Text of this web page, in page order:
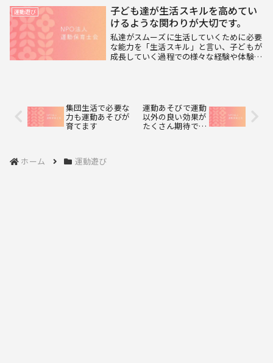
一本調子で抑揚がなく、早口で読んでしま
うと子どもに...
運動遊び
子ども達が生活スキルを高めてい
けるような関わりが大切です。
私達がスムーズに生活していくために必要
な能力を「生活スキル」と言い、子どもが
成長していく過程での様々な経験や体験を
集団生活で必要な
力も運動あそびが
育てます
運動あそびで運動
以外の良い効果が
たくさん期待でき
ホーム 運動遊び